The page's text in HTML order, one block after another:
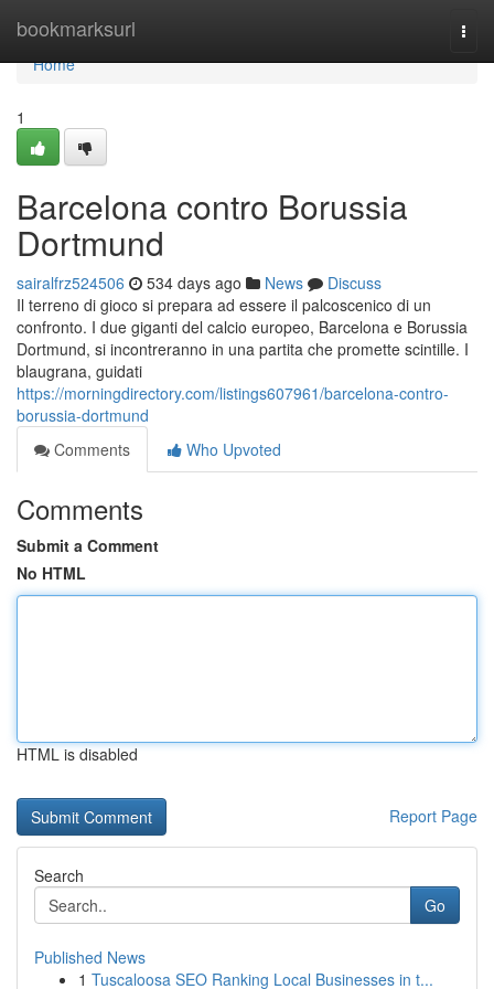
bookmarksurl
Home
Home
1
Barcelona contro Borussia
Dortmund
sairalfrz524506 534 days ago News
Discuss
Il terreno di gioco si prepara ad essere il palcoscenico di un
confronto. I due giganti del calcio europeo, Barcelona e Borussia
Dortmund, si incontreranno in una partita che promette scintille. I
blaugrana, guidati
https://morningdirectory.com/listings607961/barcelona-contro-
borussia-dortmund
Comments
Who Upvoted
Comments
Submit a Comment
No HTML
HTML is disabled
Report Page
Search
Go
Published News
1 Tuscaloosa SEO Ranking Local Businesses in t...